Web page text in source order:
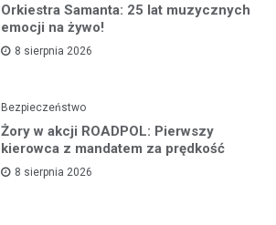
Orkiestra Samanta: 25 lat muzycznych
emocji na żywo!
8 sierpnia 2026
Bezpieczeństwo
Żory w akcji ROADPOL: Pierwszy
kierowca z mandatem za prędkość
8 sierpnia 2026